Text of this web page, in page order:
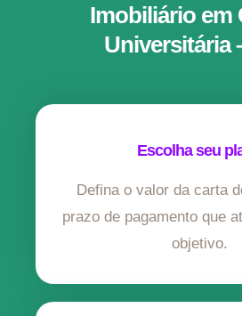
Imobiliário em
Universitária
Escolha seu
Defina o valor da carta
prazo de pagamento que
objetivo.